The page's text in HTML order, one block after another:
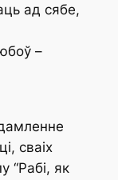
ад сябе,
–
сваіх
“Рабі, як